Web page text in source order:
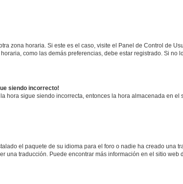
zona horaria. Si este es el caso, visite el Panel de Control de
como las demás preferencias, debe estar registrado. Si no
siendo incorrecto!
hora sigue siendo incorrecta, entonces la hora almacenada en
el paquete de su idioma para el foro o nadie ha creado una
una traducción. Puede encontrar más información en el sitio web